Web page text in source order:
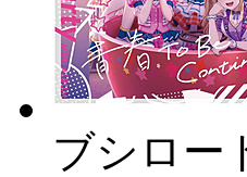
ブシロー